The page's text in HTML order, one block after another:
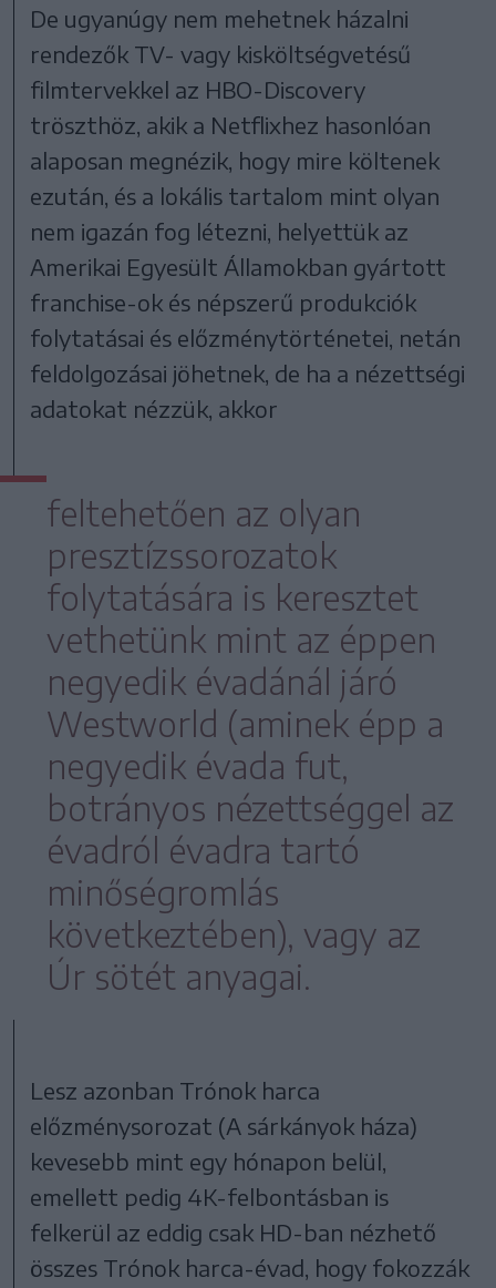
De ugyanúgy nem mehetnek házalni
rendezők TV- vagy kisköltségvetésű
filmtervekkel az HBO-Discovery
tröszthöz, akik a Netflixhez hasonlóan
alaposan megnézik, hogy mire költenek
ezután, és a lokális tartalom mint olyan
nem igazán fog létezni, helyettük az
Amerikai Egyesült Államokban gyártott
franchise-ok és népszerű produkciók
folytatásai és előzménytörténetei, netán
feldolgozásai jöhetnek, de ha a nézettségi
adatokat nézzük, akkor
feltehetően az olyan
presztízssorozatok
folytatására is keresztet
vethetünk mint az éppen
negyedik évadánál járó
Westworld (aminek épp a
negyedik évada fut,
botrányos nézettséggel az
évadról évadra tartó
minőségromlás
következtében), vagy az
Úr sötét anyagai.
Lesz azonban Trónok harca
előzménysorozat (A sárkányok háza)
kevesebb mint egy hónapon belül,
emellett pedig 4K-felbontásban is
felkerül az eddig csak HD-ban nézhető
összes Trónok harca-évad, hogy fokozzák